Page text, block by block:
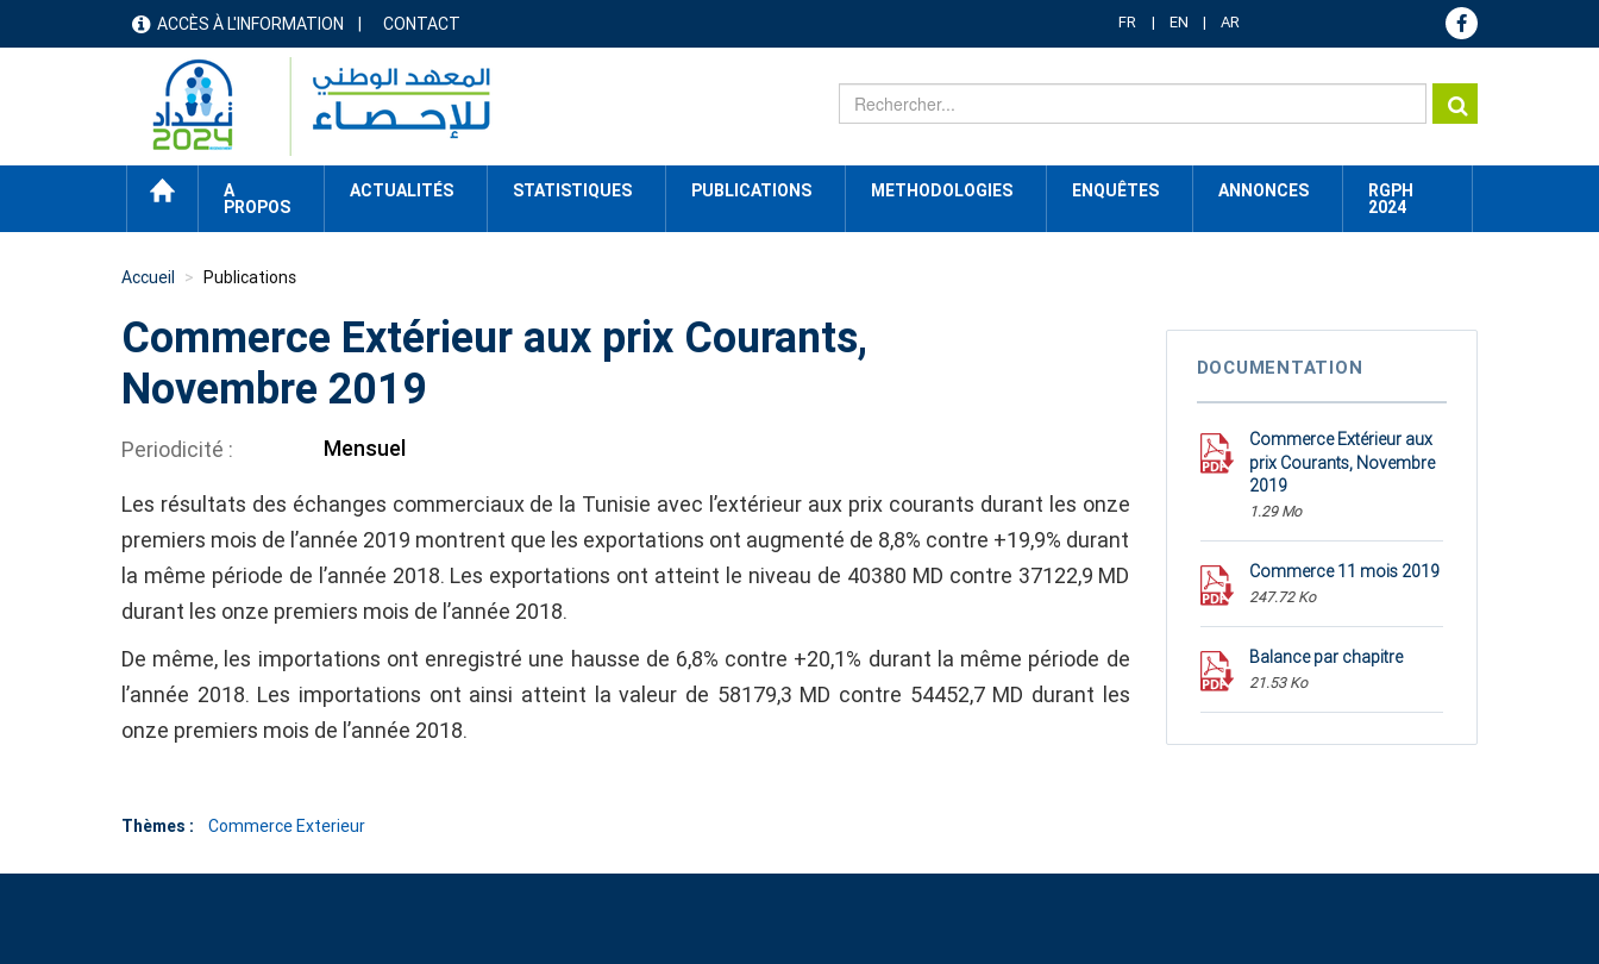
menu
header
ACCÈS À L'INFORMATION CONTACT FR EN AR
ACCUEIL
A
PROPOS
ACTUALITÉS STATISTIQUES PUBLICATIONS METHODOLOGIES ENQUÊTES ANNONCES
RGPH
2024
Accueil Publications
Commerce Extérieur aux prix Courants,
Novembre 2019
Periodicité Mensuel
Les résultats des échanges commerciaux de la Tunisie avec l’extérieur aux prix courants durant les onze
premiers mois de l’année 2019 montrent que les exportations ont augmenté de 8,8% contre +19,9% durant
la même période de l’année 2018. Les exportations ont atteint le niveau de 40380 MD contre 37122,9 MD
durant les onze premiers mois de l’année 2018.
De même, les importations ont enregistré une hausse de 6,8% contre +20,1% durant la même période de
l’année 2018. Les importations ont ainsi atteint la valeur de 58179,3 MD contre 54452,7 MD durant les
onze premiers mois de l’année 2018.
Thèmes : Commerce Exterieur
DOCUMENTATION
Commerce Extérieur aux
prix Courants, Novembre
2019
1.29 Mo
Commerce 11 mois 2019
247.72 Ko
Balance par chapitre
21.53 Ko
Balance par pays